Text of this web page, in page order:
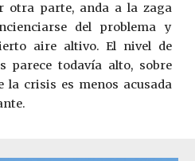
otra parte, anda a la zaga
del problema y
aire altivo. El nivel de
parece todavía alto, sobre
la crisis es menos acusada